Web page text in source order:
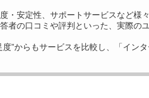
・安定性、サポートサービスなど様
者の口コミや評判といった、実際の
”からもサービスを比較し、「イン